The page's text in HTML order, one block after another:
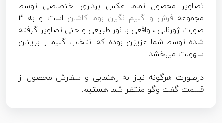
تصاویر محصول تماما عکس برداری اختصاصی توسط
مجموعه فرش و گلیم نگین بوم کاشان
است و به 3
صورت ژورنالی ، واقعی با نور طبیعی و حتی تصاویر گرفته
شده توسط شما عزیزان بوده که انتخاب گلیم را برایتان
سهولت میبخشد.
درصورت هرگونه نیاز به راهنمایی و سفارش محصول از
قسمت گفت وگو منتظر شما هستیم.